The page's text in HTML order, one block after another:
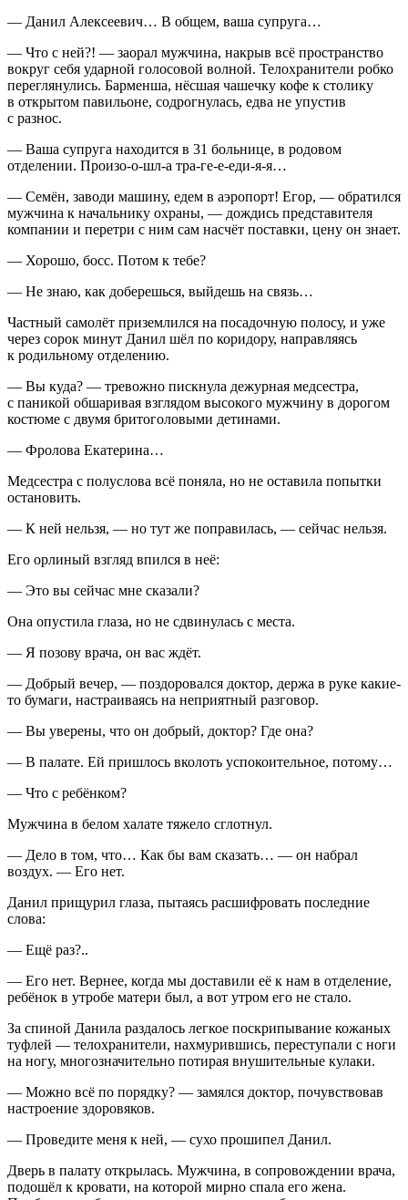
— Данил Алексеевич… В общем, ваша супруга…
— Что с ней?! — заорал мужчина, накрыв всё пространство
вокруг себя ударной голосовой волной. Телохранители робко
переглянулись. Барменша, нёсшая чашечку кофе к столику
в открытом павильоне, содрогнулась, едва не упустив
с разнос.
— Ваша супруга находится в 31 больнице, в родовом
отделении. Произо-о-шл-а тра-ге-е-еди-я-я…
— Семён, заводи машину, едем в аэропорт! Егор, — обратился
мужчина к начальнику охраны, — дождись представителя
компании и перетри с ним сам насчёт поставки, цену он знает.
— Хорошо, босс. Потом к тебе?
— Не знаю, как доберешься, выйдешь на связь…
Частный самолёт приземлился на посадочную полосу, и уже
через сорок минут Данил шёл по коридору, направляясь
к родильному отделению.
— Вы куда? — тревожно пискнула дежурная медсестра,
с паникой обшаривая взглядом высокого мужчину в дорогом
костюме с двумя бритоголовыми детинами.
— Фролова Екатерина…
Медсестра с полуслова всё поняла, но не оставила попытки
остановить.
— К ней нельзя, — но тут же поправилась, — сейчас нельзя.
Его орлиный взгляд впился в неё:
— Это вы сейчас мне сказали?
Она опустила глаза, но не сдвинулась с места.
— Я позову врача, он вас ждёт.
— Добрый вечер, — поздоровался доктор, держа в руке какие-
то бумаги, настраиваясь на неприятный разговор.
— Вы уверены, что он добрый, доктор? Где она?
— В палате. Ей пришлось вколоть успокоительное, потому…
— Что с ребёнком?
Мужчина в белом халате тяжело сглотнул.
— Дело в том, что… Как бы вам сказать… — он набрал
воздух. — Его нет.
Данил прищурил глаза, пытаясь расшифровать последние
слова:
— Ещё раз?..
— Его нет. Вернее, когда мы доставили её к нам в отделение,
ребёнок в утробе матери был, а вот утром его не стало.
За спиной Данила раздалось легкое поскрипывание кожаных
туфлей — телохранители, нахмурившись, переступали с ноги
на ногу, многозначительно потирая внушительные кулаки.
— Можно всё по порядку? — замялся доктор, почувствовав
настроение здоровяков.
— Проведите меня к ней, — сухо прошипел Данил.
Дверь в палату открылась. Мужчина, в сопровождении врача,
подошёл к кровати, на которой мирно спала его жена.